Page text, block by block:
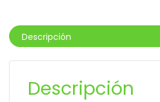
Descripción
Descripción